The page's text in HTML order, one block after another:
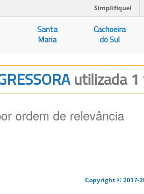
Simplifique!
Santa
Maria
Cachoeira
do Sul
utilizada 1
ordem de relevância
Copyright © 2017-